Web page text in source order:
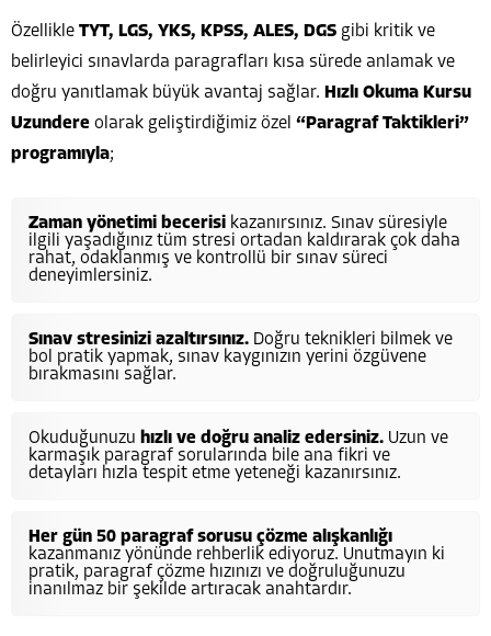
Özellikle TYT, LGS, YKS, KPSS, ALES, DGS gibi kritik ve
belirleyici sınavlarda paragrafları kısa sürede anlamak ve
doğru yanıtlamak büyük avantaj sağlar. Hızlı Okuma Kursu
Uzundere olarak geliştirdiğimiz özel “Paragraf Taktikleri”
programıyla;
Zaman yönetimi becerisi kazanırsınız. Sınav süresiyle
ilgili yaşadığınız tüm stresi ortadan kaldırarak çok daha
rahat, odaklanmış ve kontrollü bir sınav süreci
deneyimlersiniz.
Sınav stresinizi azaltırsınız. Doğru teknikleri bilmek ve
bol pratik yapmak, sınav kaygınızın yerini özgüvene
bırakmasını sağlar.
Okuduğunuzu hızlı ve doğru analiz edersiniz. Uzun ve
karmaşık paragraf sorularında bile ana fikri ve
detayları hızla tespit etme yeteneği kazanırsınız.
Her gün 50 paragraf sorusu çözme alışkanlığı
kazanmanız yönünde rehberlik ediyoruz. Unutmayın ki
pratik, paragraf çözme hızınızı ve doğruluğunuzu
inanılmaz bir şekilde artıracak anahtardır.